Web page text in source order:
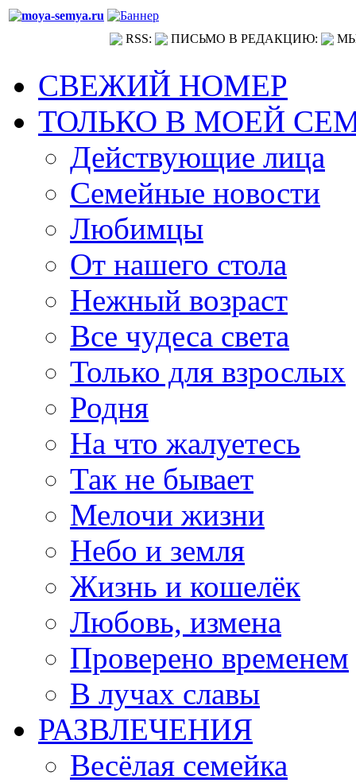
RSS: ПИСЬМО В РЕДАКЦИЮ:
СВЕЖИЙ НОМЕР
ТОЛЬКО В МОЕЙ
Действующие лица
Семейные новости
Любимцы
От нашего стола
Нежный возраст
Все чудеса света
Только для взрослых
Родня
На что жалуетесь
Так не бывает
Мелочи жизни
Небо и земля
Жизнь и кошелёк
Любовь, измена
Проверено временем
В лучах славы
РАЗВЛЕЧЕНИЯ
Весёлая семейка